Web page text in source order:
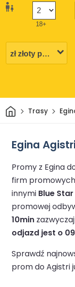
18+
DomTrasy
Egina
Promy z Egina
firm
innymi Blue
promowej
10min zazwyczaj
odjazd jest o
Sprawdź
prom do Agistri